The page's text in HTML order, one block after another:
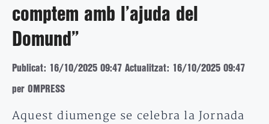
comptem amb l’ajuda del
Domund”
Publicat: 16/10/2025 09:47 Actualitzat: 16/10/2025 09:47
per OMPRESS
Aquest diumenge se celebra la Jornada